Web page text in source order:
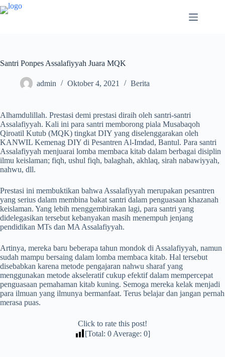
Santri Ponpes Assalafiyyah Juara MQK
admin Oktober 4, 2021 Berita
Alhamdulillah. Prestasi demi prestasi diraih oleh santri-santri
Assalafiyyah. Kali ini para santri memborong piala Musabaqoh
Qiroatil Kutub (MQK) tingkat DIY yang diselenggarakan oleh
KANWIL Kemenag DIY di Pesantren Al-Imdad, Bantul. Para santri
Assalafiyyah menjuarai lomba membaca kitab dalam berbagai disiplin
ilmu keislaman; fiqh, ushul fiqh, balaghah, akhlaq, sirah nabawiyyah,
nahwu, dll.
Prestasi ini membuktikan bahwa Assalafiyyah merupakan pesantren
yang serius dalam membina bakat santri dalam penguasaan khazanah
keislaman. Yang lebih menggembirakan lagi, para santri yang
didelegasikan tersebut kebanyakan masih menempuh jenjang
pendidikan MTs dan MA Assalafiyyah.
Artinya, mereka baru beberapa tahun mondok di Assalafiyyah, namun
sudah mampu bersaing dalam lomba membaca kitab. Hal tersebut
disebabkan karena metode pengajaran nahwu sharaf yang
menggunakan metode akseleratif cukup efektif dalam mempercepat
penguasaan pemahaman kitab kuning. Semoga mereka kelak menjadi
para ilmuan yang ilmunya bermanfaat. Terus belajar dan jangan pernah
merasa puas.
Click to rate this post!
[Total: 0 Average: 0]